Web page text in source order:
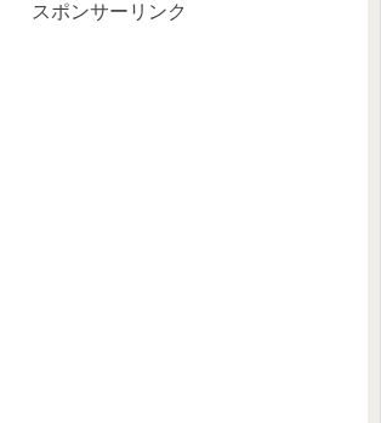
スポンサーリンク